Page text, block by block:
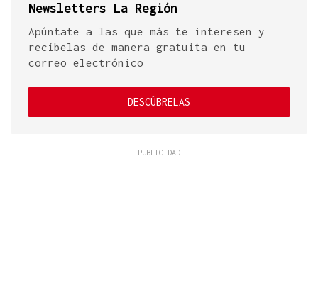
Newsletters La Región
Apúntate a las que más te interesen y
recíbelas de manera gratuita en tu
correo electrónico
DESCÚBRELAS